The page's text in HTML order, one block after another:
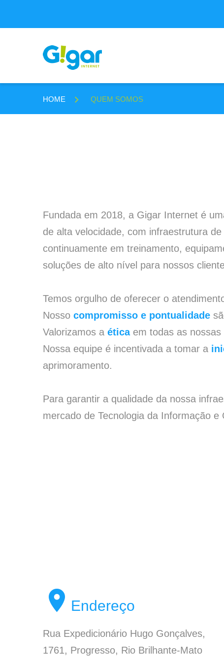
HOME QUEM SOMOS
Fundada em 2018, a Gigar Internet é
de alta velocidade, com infraestrutura
continuamente em treinamento,
soluções de alto nível para nossos
Temos orgulho de oferecer o
Nosso compromisso e pontualidade
Valorizamos a éticaem todas as nossas
Nossa equipe é incentivada a tomar a
aprimoramento.
Para garantir a qualidade da nossa
mercado de Tecnologia da Informação e
Endereço
Rua Expedicionário Hugo Gonçalves,
1761, Progresso, Rio Brilhante-Mato